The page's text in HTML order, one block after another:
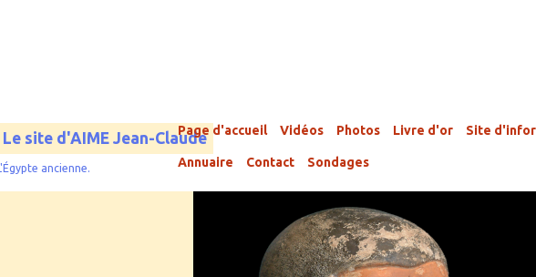
Le site d'AIME Jean-Claude
L'Égypte ancienne.
Page d'accueil Vidéos Photos Livre d'or Site
Annuaire Contact Sondages